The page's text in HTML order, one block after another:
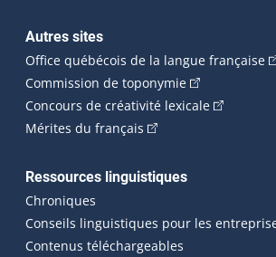
Autres sites
Office québécois de la langue française
Commission de toponymie(Cet hyperlien
Concours de créativité lexicale(Cet
Mérites du français (Cet hyperlien
Ressources linguistiques
Chroniques
Conseils linguistiques pour les
Contenus téléchargeables